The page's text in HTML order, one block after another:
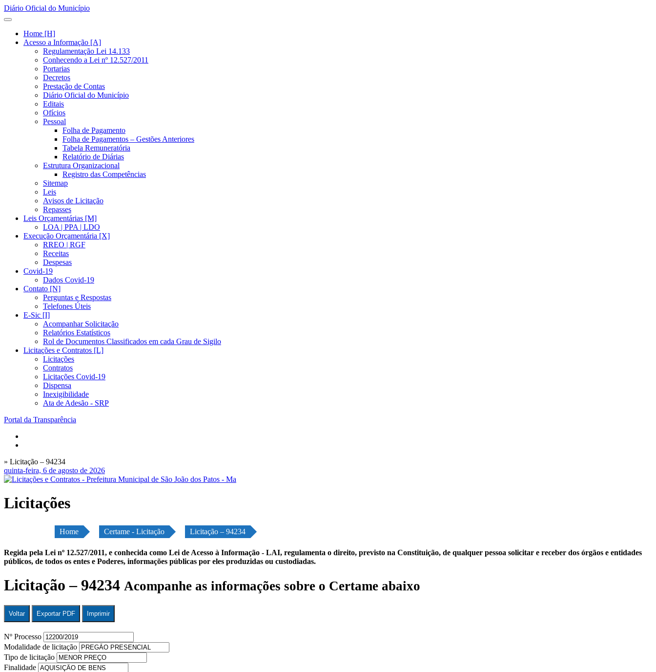
Diário Oficial do Município
Home [H]
Acesso a Informação [A]
Regulamentação Lei 14.133
Conhecendo a Lei nº 12.527/2011
Portarias
Decretos
Prestação de Contas
Diário Oficial do Município
Editais
Ofícios
Pessoal
Folha de Pagamento
Folha de Pagamentos – Gestões Anteriores
Tabela Remuneratória
Relatório de Diárias
Estrutura Organizacional
Registro das Competências
Sitemap
Leis
Avisos de Licitação
Repasses
Leis Orçamentárias [M]
LOA | PPA | LDO
Execução Orçamentária [X]
RREO | RGF
Receitas
Despesas
Covid-19
Dados Covid-19
Contato [N]
Perguntas e Respostas
Telefones Úteis
E-Sic [I]
Acompanhar Solicitação
Relatórios Estatísticos
Rol de Documentos Classificados em cada Grau de Sigilo
Licitações e Contratos [L]
Licitações
Contratos
Licitações Covid-19
Dispensa
Inexigibilidade
Ata de Adesão - SRP
Portal da Transparência
» Licitação – 94234
quinta-feira, 6 de agosto de 2026
Licitações
Home Certame - Licitação Licitação – 94234
Regida pela Lei nº 12.527/2011, e conhecida como Lei de Acesso à Informação - LAI, regulamenta o direito, previsto na Constituição, de qualquer pessoa solicitar e receber dos órgãos e entidades
públicos, de todos os entes e Poderes, informações públicas por eles produzidas ou custodiadas.
Licitação – 94234 Acompanhe as informações sobre o Certame abaixo
Voltar Exportar PDF Imprimir
Nº Processo
Modalidade de licitação
Tipo de licitação
Finalidade